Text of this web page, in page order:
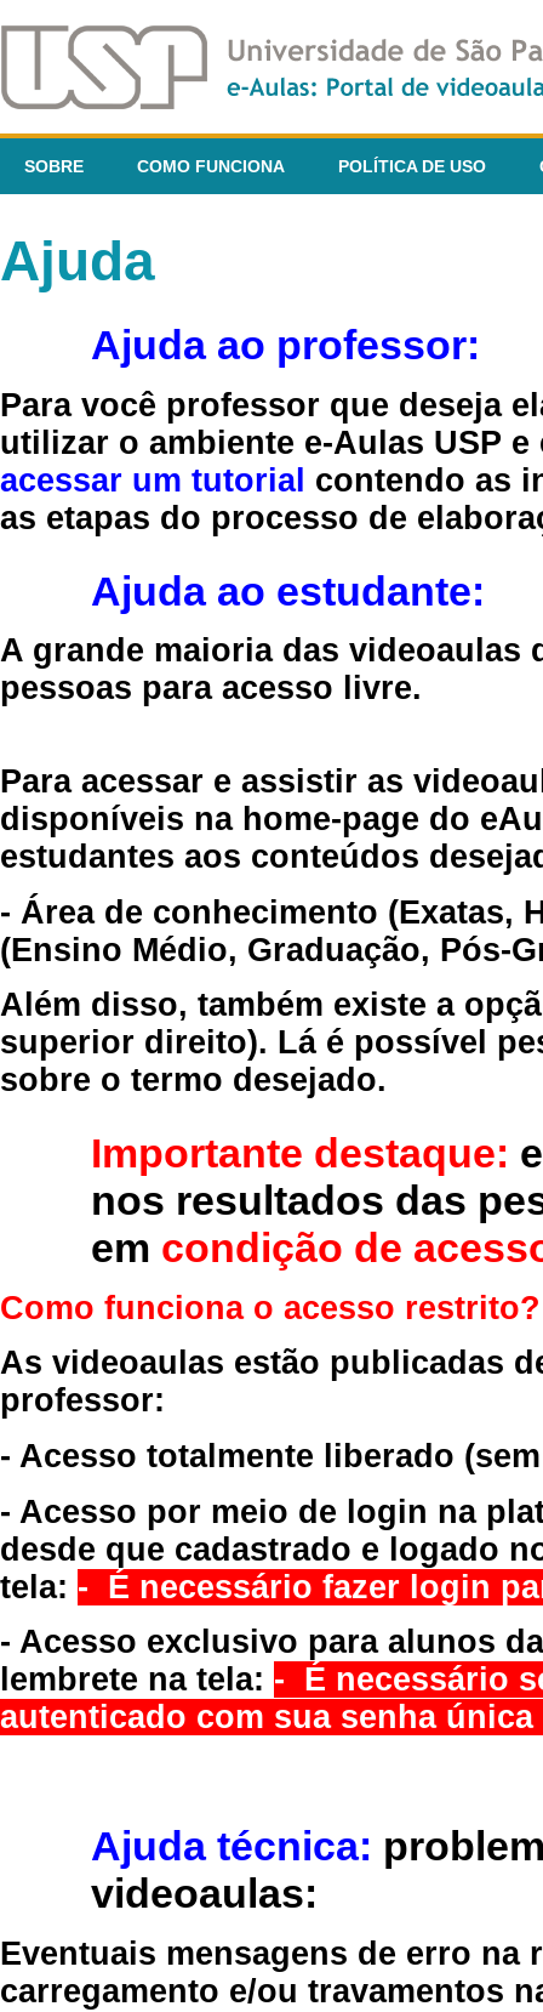
SOBRE COMO FUNCIONA POLÍTICA DE USO
Ajuda
Ajuda ao professor:
Para você professor que deseja
utilizar o ambiente e-Aulas USP
acessar um tutorial contendo as
as etapas do processo de
Ajuda ao estudante:
A grande maioria das videoaulas
pessoas para acesso livre.
Para acessar e assistir as
disponíveis na home-page do
estudantes aos conteúdos
- Área de conhecimento (Exatas,
(Ensino Médio, Graduação, Pós-
Além disso, também existe a
superior direito). Lá é possível
sobre o termo desejado.
Importante destaque:
nos resultados das
em condição de
Como funciona o acesso restrito?
As videoaulas estão publicadas
professor:
- Acesso totalmente liberado
- Acesso por meio de login na
desde que cadastrado e logado
tela: - É necessário fazer login
- Acesso exclusivo para alunos
lembrete na tela: - É necessário
autenticado com sua senha
Ajuda técnica:
videoaulas:
Eventuais mensagens de erro
carregamento e/ou travamentos